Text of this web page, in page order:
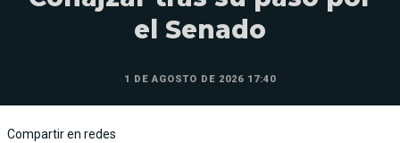
el Senado
1 DE AGOSTO DE 2026 17:40
Compartir en redes